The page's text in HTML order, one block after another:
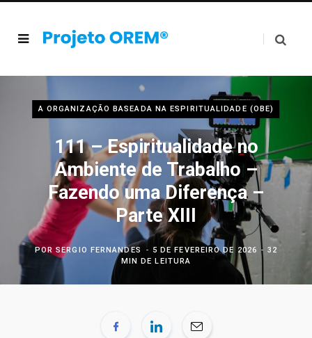
A ORGANIZAÇÃO BASEADA NA ESPIRITUALIDADE (OBE)
111 – Espiritualidade no
Ambiente de Trabalho –
Fazendo uma Diferença –
Parte XIII
PORSERGIO FERNANDES 5 DE FEVEREIRO DE 2026
32
MIN DE LEITURA